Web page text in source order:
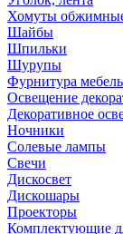
Хомуты
Шайбы
Шпильки
Шурупы
Фурнитура
Освещение
Декоративное
Ночники
Солевые лампы
Свечи
Дискосвет
Дискошары
Проекторы
Комплектующие